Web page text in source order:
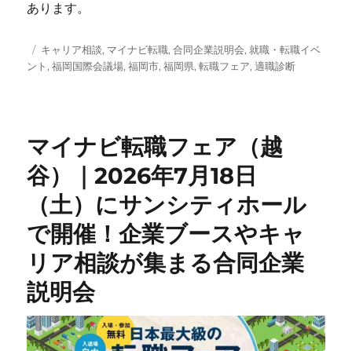
あります。
投
稿
タ
グ
キャリア相談, マイナビ転職,合同企業説明会, 就職・転職イベ
ント ,福岡国際会議場,福岡市,福岡県,転職フェア,適職診断
マイナビ転職フェア（越
谷）｜2026年7月18日
（土）にサンシティホール
で開催！企業ブースやキャ
リア相談が集まる合同企業
説明会